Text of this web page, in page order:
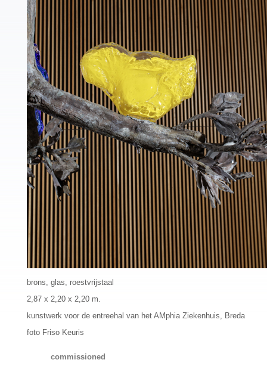
brons, glas, roestvrijstaal
2,87 x 2,20 x 2,20 m.
kunstwerk voor de entreehal van het AMphia Ziekenhuis, Breda
foto Friso Keuris
commissioned